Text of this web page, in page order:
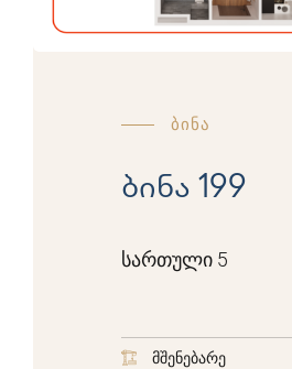
ბინა
ბინა 199
სართული 5
მშენებარე